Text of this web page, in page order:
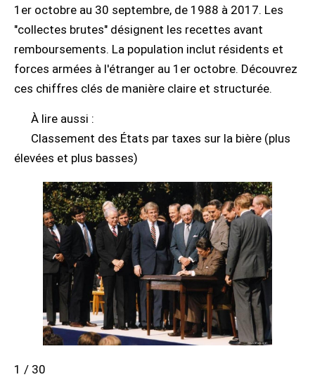
1er octobre au 30 septembre, de 1988 à 2017. Les
"collectes brutes" désignent les recettes avant
remboursements. La population inclut résidents et
forces armées à l'étranger au 1er octobre. Découvrez
ces chiffres clés de manière claire et structurée.
À lire aussi :
Classement des États par taxes sur la bière (plus
élevées et plus basses)
1 / 30